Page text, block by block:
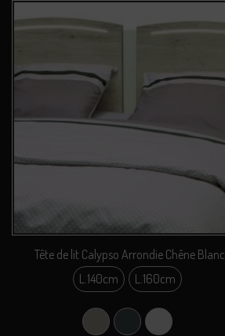
Tête de lit Calypso Arrondie Chêne Blanc
L.140cm
L.160cm
L.140cm L.160cm
Argile Carbone Perle